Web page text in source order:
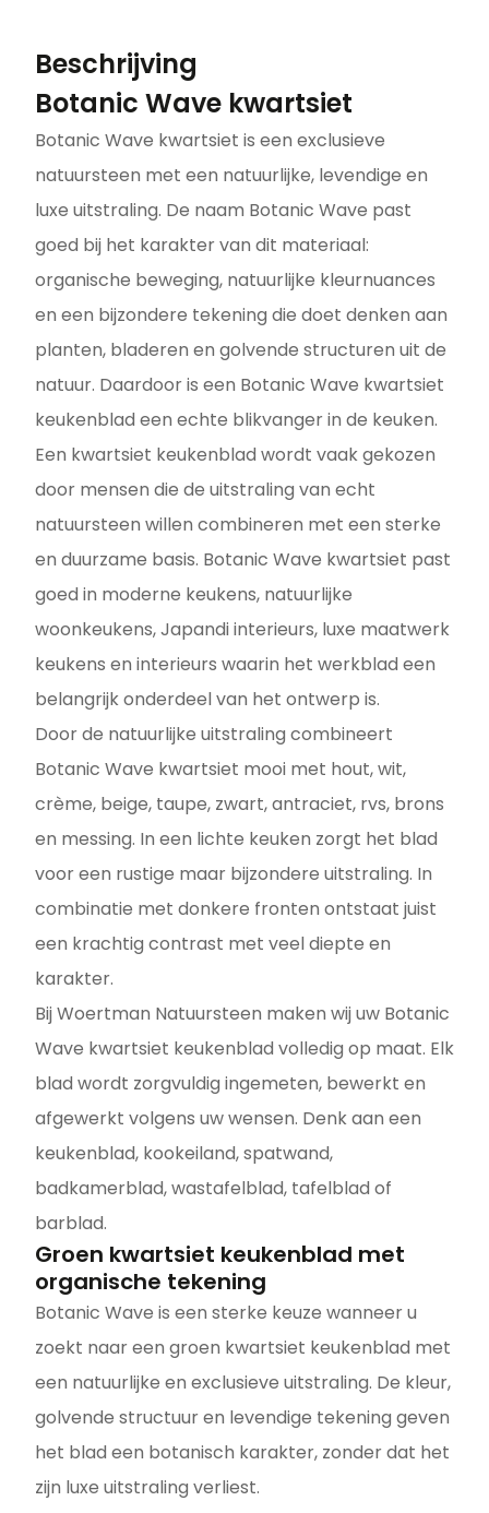
Beschrijving
Botanic Wave kwartsiet
Botanic Wave kwartsiet is een exclusieve
natuursteen met een natuurlijke, levendige en
luxe uitstraling. De naam Botanic Wave past
goed bij het karakter van dit materiaal:
organische beweging, natuurlijke kleurnuances
en een bijzondere tekening die doet denken aan
planten, bladeren en golvende structuren uit de
natuur. Daardoor is een Botanic Wave kwartsiet
keukenblad een echte blikvanger in de keuken.
Een kwartsiet keukenblad wordt vaak gekozen
door mensen die de uitstraling van echt
natuursteen willen combineren met een sterke
en duurzame basis. Botanic Wave kwartsiet past
goed in moderne keukens, natuurlijke
woonkeukens, Japandi interieurs, luxe maatwerk
keukens en interieurs waarin het werkblad een
belangrijk onderdeel van het ontwerp is.
Door de natuurlijke uitstraling combineert
Botanic Wave kwartsiet mooi met hout, wit,
crème, beige, taupe, zwart, antraciet, rvs, brons
en messing. In een lichte keuken zorgt het blad
voor een rustige maar bijzondere uitstraling. In
combinatie met donkere fronten ontstaat juist
een krachtig contrast met veel diepte en
karakter.
Bij Woertman Natuursteen maken wij uw Botanic
Wave kwartsiet keukenblad volledig op maat. Elk
blad wordt zorgvuldig ingemeten, bewerkt en
afgewerkt volgens uw wensen. Denk aan een
keukenblad, kookeiland, spatwand,
badkamerblad, wastafelblad, tafelblad of
barblad.
Groen kwartsiet keukenblad met
organische tekening
Botanic Wave is een sterke keuze wanneer u
zoekt naar een groen kwartsiet keukenblad met
een natuurlijke en exclusieve uitstraling. De kleur,
golvende structuur en levendige tekening geven
het blad een botanisch karakter, zonder dat het
zijn luxe uitstraling verliest.